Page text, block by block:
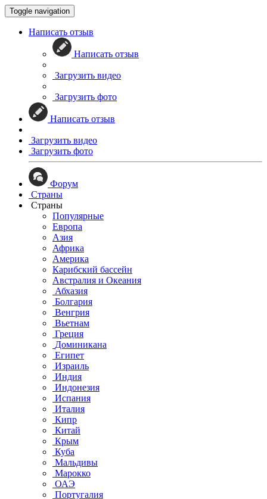
Toggle navigation
Написать отзыв
Написать отзыв
Загрузить видео
Загрузить фото
Написать отзыв
Загрузить видео
Загрузить фото
Форум
Страны
Страны
Популярные
Европа
Азия
Африка
Америка
Карибский бассейн
Австралия и Океания
Абхазия
Болгария
Венгрия
Вьетнам
Греция
Доминикана
Египет
Израиль
Индия
Индонезия
Испания
Италия
Кипр
Китай
Крым
Куба
Мальдивы
Марокко
ОАЭ
Португалия